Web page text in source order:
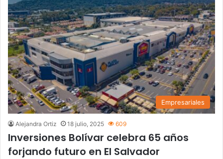
Empresariales
Alejandra Ortiz 18 julio, 2025 609
Inversiones Bolívar celebra 65 años
forjando futuro en El Salvador